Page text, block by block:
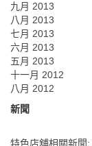
九月 2013
八月 2013
七月 2013
六月 2013
五月 2013
十一月 2012
八月 2012
新聞
特色店舖相關新聞: